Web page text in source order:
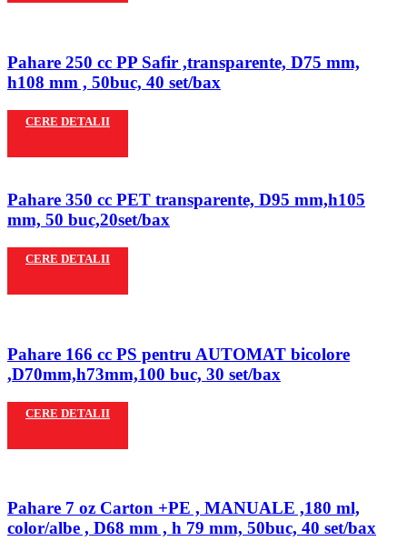
Pahare 250 cc PP Safir ,transparente, D75 mm,
h108 mm , 50buc, 40 set/bax
CERE DETALII
Pahare 350 cc PET transparente, D95 mm,h105
mm, 50 buc,20set/bax
CERE DETALII
Pahare 166 cc PS pentru AUTOMAT bicolore
,D70mm,h73mm,100 buc, 30 set/bax
CERE DETALII
Pahare 7 oz Carton +PE , MANUALE ,180 ml,
color/albe , D68 mm , h 79 mm, 50buc, 40 set/bax